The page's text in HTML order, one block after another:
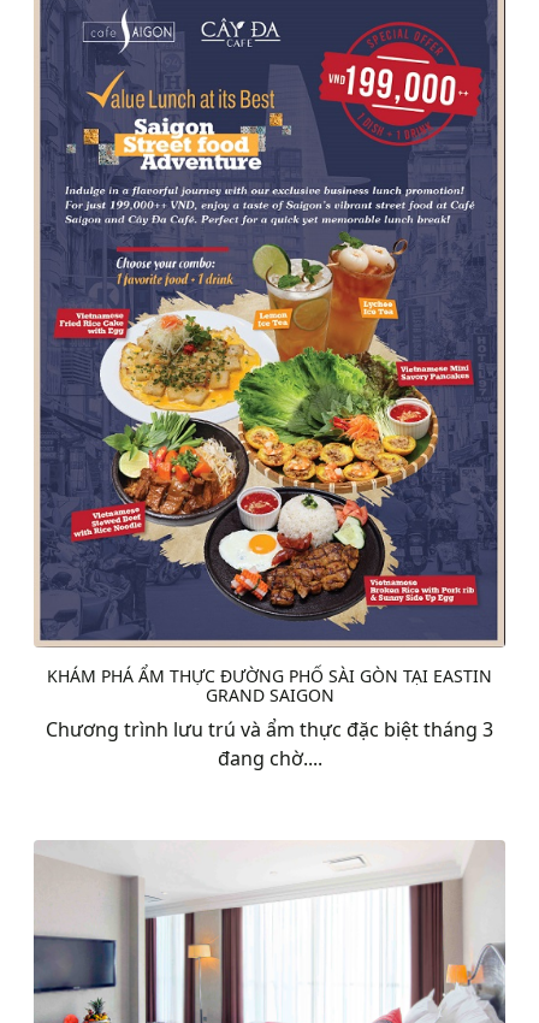
KHÁM PHÁ ẨM THỰC ĐƯỜNG PHỐ SÀI GÒN TẠI EASTIN
GRAND SAIGON
Chương trình lưu trú và ẩm thực đặc biệt tháng 3
đang chờ....